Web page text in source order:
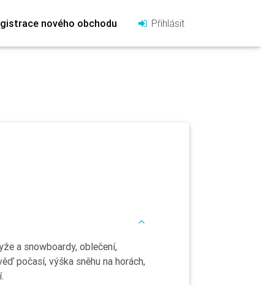
nového obchodu Přihlásit
a snowboardy, oblečení,
počasí, výška sněhu na horách,